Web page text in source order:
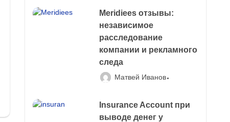
Meridiees отзывы:
независимое
расследование
компании и рекламного
следа
Матвей Иванов
Insurance Account при
выводе денег у